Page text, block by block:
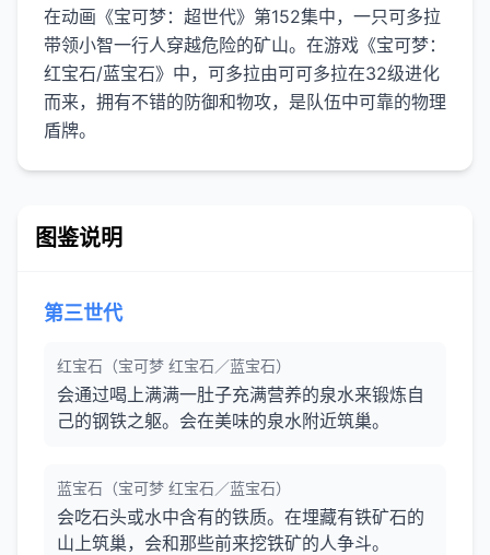
在动画《宝可梦：超世代》第152集中，一只可多拉
带领小智一行人穿越危险的矿山。在游戏《宝可梦：
红宝石/蓝宝石》中，可多拉由可可多拉在32级进化
而来，拥有不错的防御和物攻，是队伍中可靠的物理
图鉴说明
第三世代
红宝石（宝可梦 红宝石／蓝宝石）
会通过喝上满满一肚子充满营养的泉水来锻炼自
己的钢铁之躯。会在美味的泉水附近筑巢。
蓝宝石（宝可梦 红宝石／蓝宝石）
会吃石头或水中含有的铁质。在埋藏有铁矿石的
山上筑巢，会和那些前来挖铁矿的人争斗。